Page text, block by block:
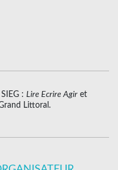
: Lire Ecrire Agir et
Littoral.